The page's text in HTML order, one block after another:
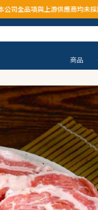
上游供應商均未採用問題油品
商品